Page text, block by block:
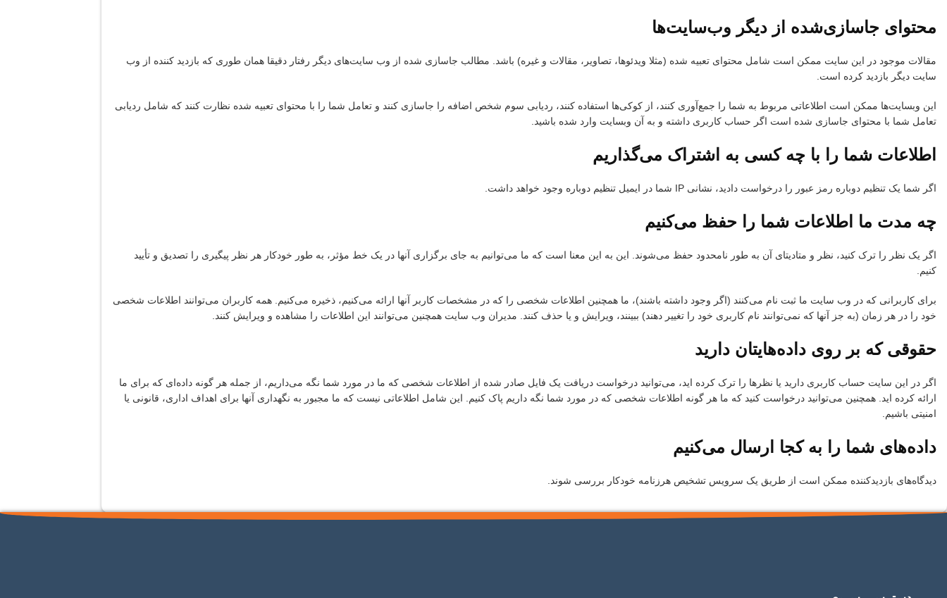
محتوای جاسازی‌شده از دیگر وب‌سایت‌ها
مقالات موجود در این سایت ممکن است شامل محتوای تعبیه شده (مثلا ویدئوها، تصاویر، مقالات و غیره) باشد. مطالب جاسازی شده از وب سایت‌های دیگر رفتار دقیقا همان طوری که بازدید کننده از وب
سایت دیگر بازدید کرده است.
این وبسایت‌ها ممکن است اطلاعاتی مربوط به شما را جمع‌آوری کنند، از کوکی‌ها استفاده کنند، ردیابی سوم شخص اضافه را جاسازی کنند و تعامل شما را با محتوای تعبیه شده نظارت کنند که شامل ردیابی
تعامل شما با محتوای جاسازی شده است اگر حساب کاربری داشته و به آن وبسایت وارد شده باشید.
اطلاعات شما را با چه کسی به اشتراک می‌گذاریم
اگر شما یک تنظیم دوباره رمز عبور را درخواست دادید، نشانی IP شما در ایمیل تنظیم دوباره وجود خواهد داشت.
چه مدت ما اطلاعات شما را حفظ می‌کنیم
اگر یک نظر را ترک کنید، نظر و متادیتای آن به طور نامحدود حفظ می‌شوند. این به این معنا است که ما می‌توانیم به جای برگزاری آنها در یک خط مؤثر، به طور خودکار هر نظر پیگیری را تصدیق و تأیید
کنیم.
برای کاربرانی که در وب سایت ما ثبت نام می‌کنند (اگر وجود داشته باشند)، ما همچنین اطلاعات شخصی را که در مشخصات کاربر آنها ارائه می‌کنیم، ذخیره می‌کنیم. همه کاربران می‌توانند اطلاعات شخصی
خود را در هر زمان (به جز آنها که نمی‌توانند نام کاربری خود را تغییر دهند) ببینند، ویرایش و یا حذف کنند. مدیران وب سایت همچنین می‌توانند این اطلاعات را مشاهده و ویرایش کنند.
حقوقی که بر روی داده‌هایتان دارید
اگر در این سایت حساب کاربری دارید یا نظرها را ترک کرده اید، می‌توانید درخواست دریافت یک فایل صادر شده از اطلاعات شخصی که ما در مورد شما نگه می‌داریم، از جمله هر گونه داده‌ای که برای ما
ارائه کرده اید. همچنین می‌توانید درخواست کنید که ما هر گونه اطلاعات شخصی که در مورد شما نگه داریم پاک کنیم. این شامل اطلاعاتی نیست که ما مجبور به نگهداری آنها برای اهداف اداری، قانونی یا
امنیتی باشیم.
داده‌های شما را به کجا ارسال می‌کنیم
دیدگاه‌های بازدیدکننده ممکن است از طریق یک سرویس تشخیص هرزنامه خودکار بررسی شوند.